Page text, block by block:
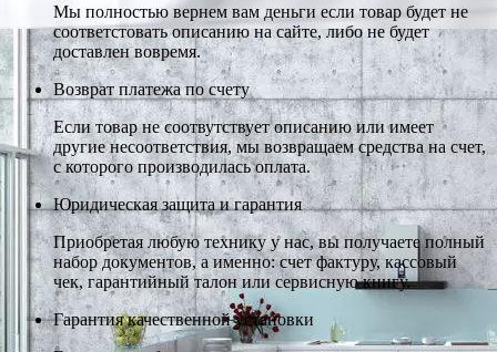
Мы полностью вернем вам деньги если товар будет не
соответстовать описанию на сайте, либо не будет
доставлен вовремя.
Возврат платежа по счету
Если товар не соотвутствует описанию или имеет
другие несоответствия, мы возвращаем средства на счет,
с которого производилась оплата.
Юридическая защита и гарантия
Приобретая любую технику у нас, вы получаете полный
набор документов, а именно: счет фактуру, кассовый
чек, гарантийный талон или сервисную книгу.
Гарантия качественной установки